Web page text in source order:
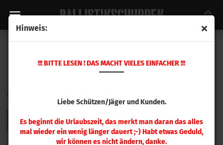
Hinweis:
!!! BITTE LESEN ! DAS MACHT VIELES EINFACHER !!!
Liebe Schützen/Jäger und Kunden.
Es beginnt die Urlaubszeit, das merkt man daran das alles
mal wieder ein wenig länger dauert ;-) Habt etwas Geduld,
wir können es nicht ändern, danke.